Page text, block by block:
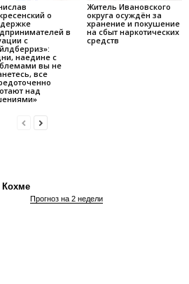
о
в
с
наедине с
вы не
все
над
Житель Ивановского
округа осуждён за
хранение и покушение
на сбыт наркотических
средств
Кохме
Прогноз на 2 недели